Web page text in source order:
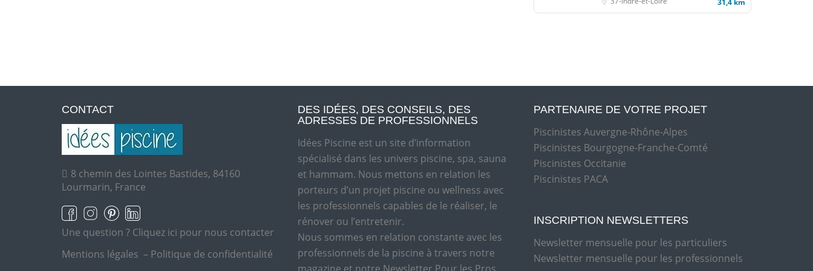
31,4 km
CONTACT
8 chemin des Lointes Bastides, 84160
Lourmarin, France
Une question ? Cliquez ici pour nous contacter
Mentions légales – Politique de confidentialité
DES IDÉES, DES CONSEILS, DES
ADRESSES DE PROFESSIONNELS
Idées Piscine est un site d’information
spécialisé dans les univers piscine, spa, sauna
et hammam. Nous mettons en relation les
porteurs d’un projet piscine ou wellness avec
les professionnels capables de le réaliser, le
rénover ou l’entretenir.
Nous sommes en relation constante avec les
professionnels de la piscine à travers notre
PARTENAIRE DE VOTRE PROJET
Piscinistes Auvergne-Rhône-Alpes
Piscinistes Bourgogne-Franche-Comté
Piscinistes Occitanie
Piscinistes PACA
INSCRIPTION NEWSLETTERS
Newsletter mensuelle pour les particuliers
Newsletter mensuelle pour les professionnels